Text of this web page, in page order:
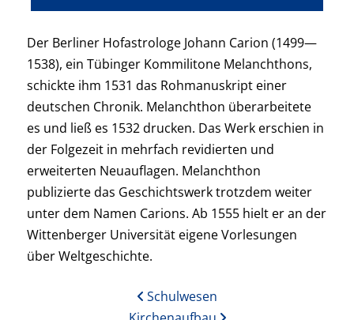
Der Berliner Hofastrologe Johann Carion (1499—
1538), ein Tübinger Kommilitone Melanchthons,
schickte ihm 1531 das Rohmanuskript einer
deutschen Chronik. Melanchthon überarbeitete
es und ließ es 1532 drucken. Das Werk erschien in
der Folgezeit in mehrfach revidierten und
erweiterten Neuauflagen. Melanchthon
publizierte das Geschichtswerk trotzdem weiter
unter dem Namen Carions. Ab 1555 hielt er an der
Wittenberger Universität eigene Vorlesungen
über Weltgeschichte.
Schulwesen